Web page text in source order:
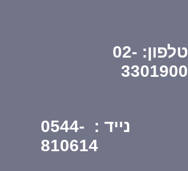
נייד : 0544-
810614
טלפון: 02-
3301900